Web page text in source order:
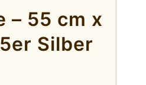
– 55 cm x
Silber